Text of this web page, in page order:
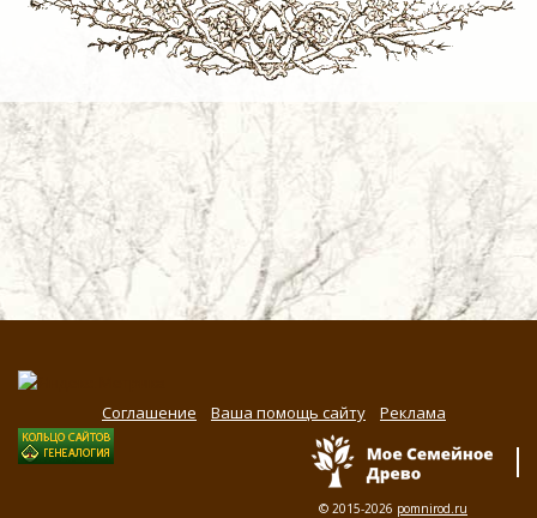
Соглашение Ваша помощь сайту Реклама
© 2015-2026 pomnirod.ru